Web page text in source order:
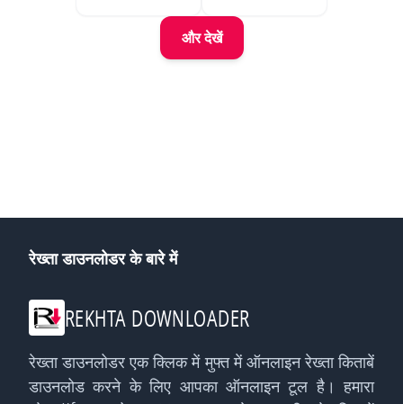
और देखें
रेख्ता डाउनलोडर के बारे में
REKHTA DOWNLOADER
रेख्ता डाउनलोडर एक क्लिक में मुफ्त में ऑनलाइन रेख्ता किताबें
डाउनलोड करने के लिए आपका ऑनलाइन टूल है। हमारा